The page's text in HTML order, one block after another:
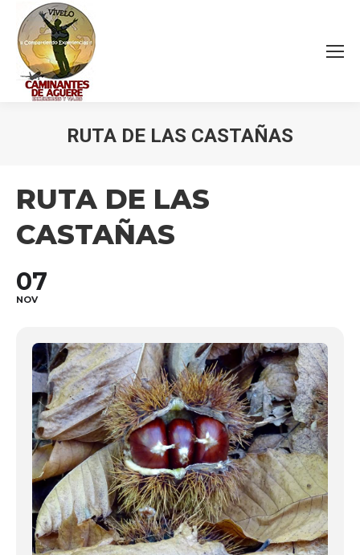
RUTA DE LAS CASTAÑAS
RUTA DE LAS
CASTAÑAS
07
NOV